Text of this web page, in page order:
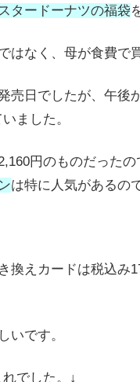
タードーナツの福袋
はなく、母が食費で
売日でしたが、午後
ました。
円のものだった
は特に人気があるの
換えカードは税込
いです。
でした。↓